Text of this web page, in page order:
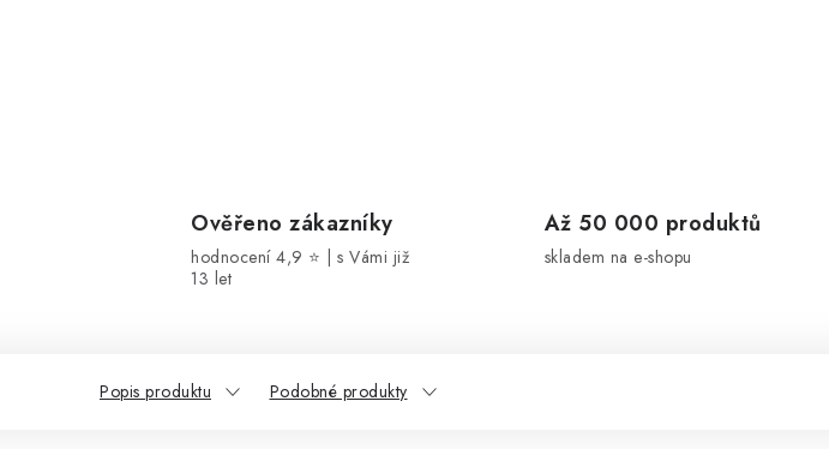
Ověřeno zákazníky
hodnocení 4,9 ⭐ | s Vámi již
13 let
Až 50 000 produktů
skladem na e-shopu
Popis produktu Podobné produkty